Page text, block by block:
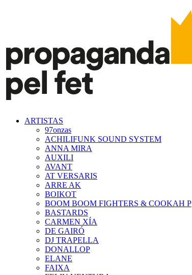
ARTISTAS
97onzas
ACHILIFUNK SOUND SYSTEM
ANNA MIRA
AUXILI
AVANT
AT VERSARIS
ARRE AK
BOIKOT
BOOM BOOM FIGHTERS & COOKAH P
BASTARDS
CARMEN XÍA
DE GAIRÓ
DJ TRAPELLA
DONALLOP
ELANE
FAIXA